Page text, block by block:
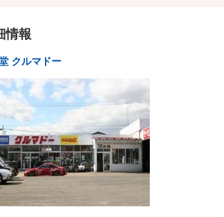
情報
クルマドー